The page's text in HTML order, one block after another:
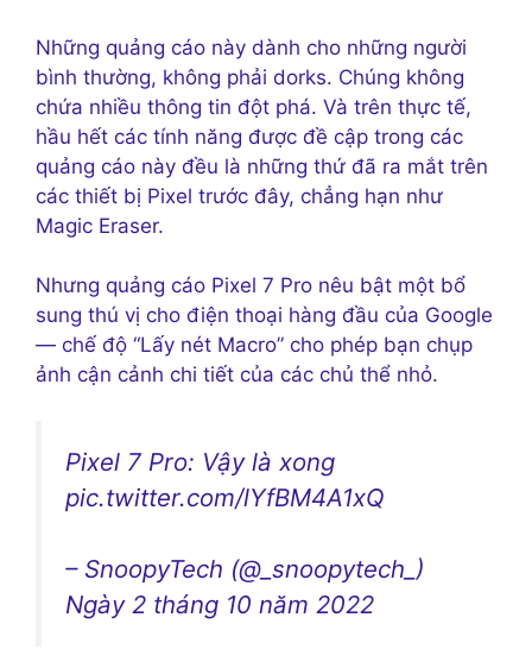
Những quảng cáo này dành cho những người
bình thường, không phải dorks. Chúng không
chứa nhiều thông tin đột phá. Và trên thực tế,
hầu hết các tính năng được đề cập trong các
quảng cáo này đều là những thứ đã ra mắt trên
các thiết bị Pixel trước đây, chẳng hạn như
Magic Eraser.
Nhưng quảng cáo Pixel 7 Pro nêu bật một bổ
sung thú vị cho điện thoại hàng đầu của Google
— chế độ “Lấy nét Macro” cho phép bạn chụp
ảnh cận cảnh chi tiết của các chủ thể nhỏ.
Pixel 7 Pro: Vậy là xong
pic.twitter.com/lYfBM4A1xQ
– SnoopyTech (@_snoopytech_)
Ngày 2 tháng 10 năm 2022